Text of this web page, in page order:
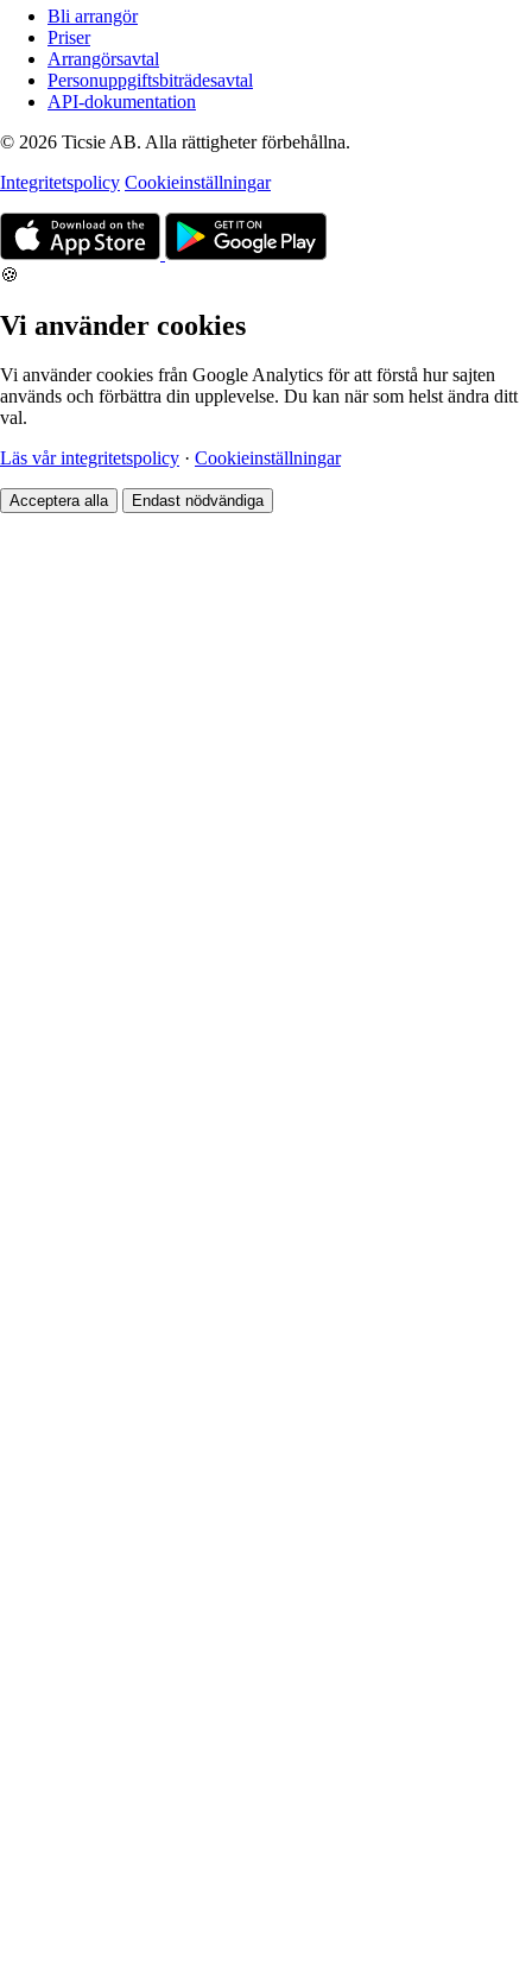
Bli arrangör
Priser
Arrangörsavtal
Personuppgiftsbiträdesavtal
API-dokumentation
© 2026 Ticsie AB. Alla rättigheter förbehållna.
Integritetspolicy Cookieinställningar
🍪
Vi använder cookies
Vi använder cookies från Google Analytics för att förstå hur sajten
används och förbättra din upplevelse. Du kan när som helst ändra ditt
val.
Läs vår integritetspolicy · Cookieinställningar
Acceptera alla Endast nödvändiga